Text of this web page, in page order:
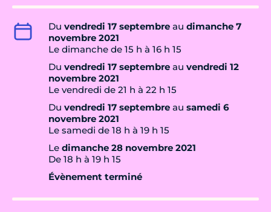
Du vendredi 17 septembre au dimanche 7
novembre 2021
Le dimanche de 15 h à 16 h 15
Du vendredi 17 septembre au vendredi 12
novembre 2021
Le vendredi de 21 h à 22 h 15
Du vendredi 17 septembre au samedi 6
novembre 2021
Le samedi de 18 h à 19 h 15
Le dimanche 28 novembre 2021
De 18 h à 19 h 15
Évènement terminé